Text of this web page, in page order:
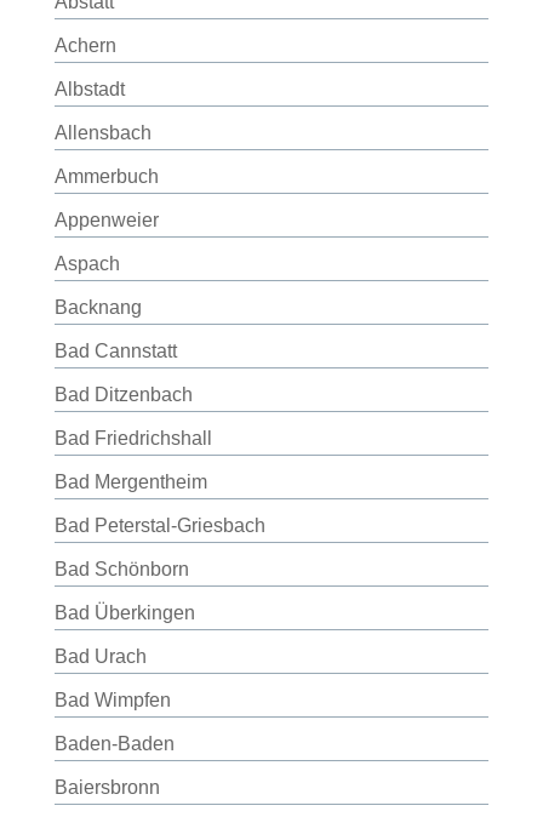
Achern
Albstadt
Allensbach
Ammerbuch
Appenweier
Aspach
Backnang
Bad Cannstatt
Bad Ditzenbach
Bad Friedrichshall
Bad Mergentheim
Bad Peterstal-Griesbach
Bad Schönborn
Bad Überkingen
Bad Urach
Bad Wimpfen
Baden-Baden
Baiersbronn